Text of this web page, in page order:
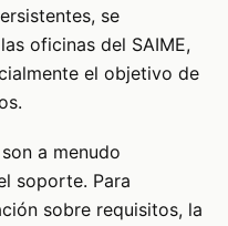
se
oficinas del SAIME,
el objetivo de
a menudo
soporte. Para
sobre requisitos, la